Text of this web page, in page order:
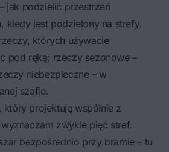
jak podzielić przestrzeń
kiedy jest podzielony na strefy.
których używacie
pod ręką; rzeczy sezonowe –
niebezpieczne – w
szafie.
projektuję wspólnie z
zwykle pięć stref.
bezpośrednio przy bramie – tu